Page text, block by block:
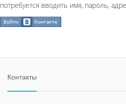
потребуется вводить имя, пароль,
Контакты